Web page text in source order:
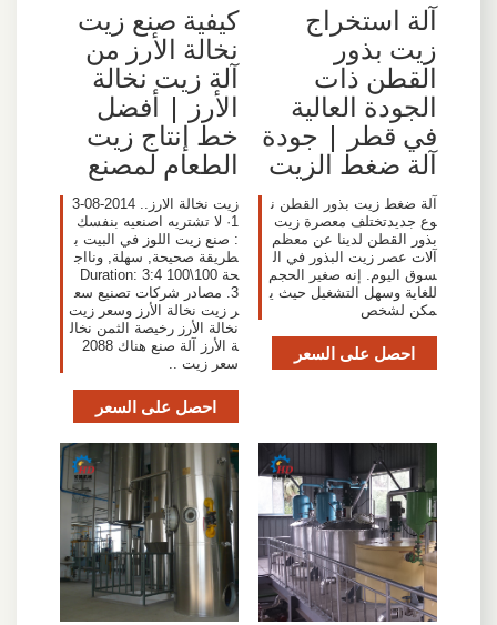
آلة استخراج
زيت بذور
القطن ذات
الجودة العالية
في قطر | جودة
آلة ضغط الزيت
آلة ضغط زيت بذور القطن ن
وع جديدتختلف معصرة زيت
بذور القطن لدينا عن معظم
آلات عصر زيت البذور في ال
سوق اليوم. إنه صغير الحجم
للغاية وسهل التشغيل حيث ي
مكن لشخص
احصل على السعر
كيفية صنع زيت
نخالة الأرز من
آلة زيت نخالة
الأرز | أفضل
خط إنتاج زيت
الطعام لمصنع
زيت نخالة الارز.. 2014-08-3
1· لا تشتريه اصنعيه بنفسك
: صنع زيت اللوز في البيت ب
طريقة صحيحة, سهلة, ونااج
حة 100\100 Duration: 3:4
3. مصادر شركات تصنيع سع
ر زيت نخالة الأرز وسعر زيت
نخالة الأرز رخيصة الثمن نخال
ة الأرز آلة صنع هناك 2088
سعر زيت ..
احصل على السعر